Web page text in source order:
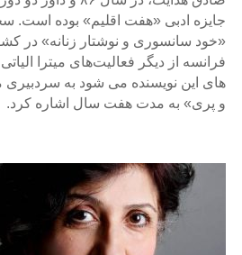
جایزه ادبی «هفت اقلیم» بوده است.
«خود سانسوری و نوشتار زنانه» در
فرانسه از دیگر فعالیت‌های میترا
های این نویسنده می شود به سردبیری
و پری» به مدت هفت سال اشاره کرد.